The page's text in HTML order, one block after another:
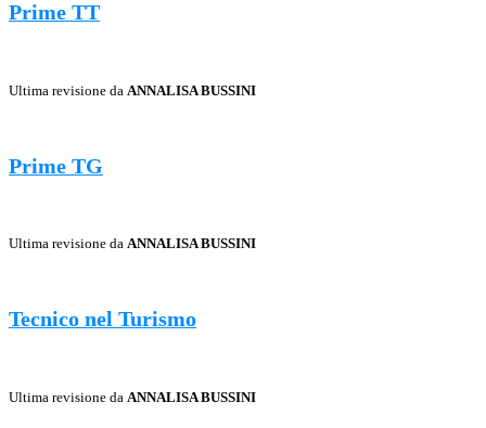
Prime TT
Ultima revisione da ANNALISA BUSSINI
Prime TG
Ultima revisione da ANNALISA BUSSINI
Tecnico nel Turismo
Ultima revisione da ANNALISA BUSSINI